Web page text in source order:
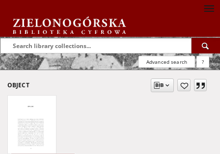
Advanced search ?
OBJECT